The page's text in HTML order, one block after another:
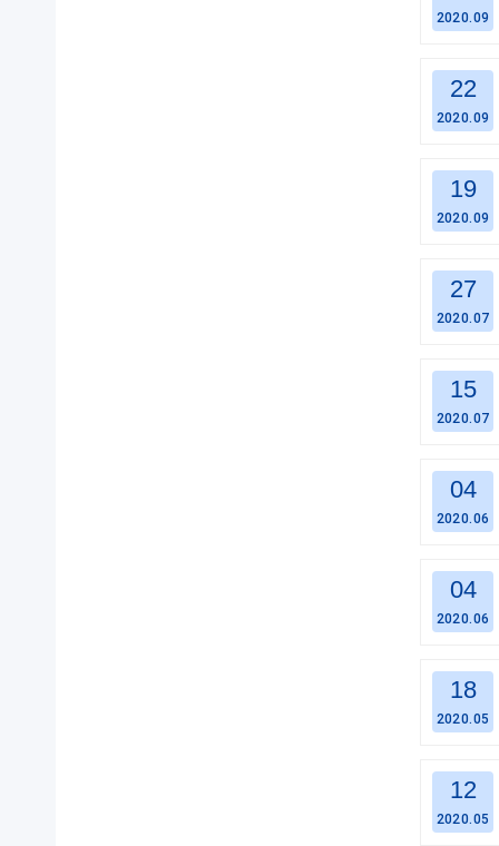
2020.09
22
2020.09
19
2020.09
27
2020.07
15
2020.07
04
2020.06
04
2020.06
18
2020.05
12
2020.05